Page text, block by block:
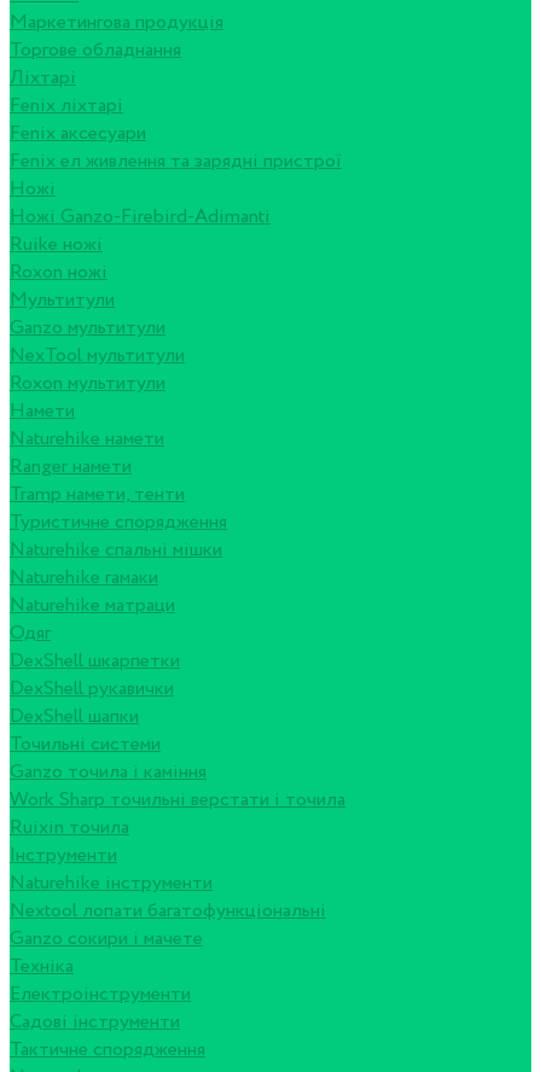
Маркетингова продукція
Торгове обладнання
Ліхтарі
Fenix ліхтарі
Fenix аксесуари
Fenix ел живлення та зарядні пристрої
Ножі
Ножі Ganzo-Firebird-Adimanti
Ruike ножі
Roxon ножi
Мультитули
Ganzo мультитули
NexTool мультитули
Roxon мультитули
Намети
Naturehike намети
Ranger намети
Tramp намети, тенти
Туристичне спорядження
Naturehike спальні мішки
Naturehike гамаки
Naturehike матраци
Одяг
DexShell шкарпетки
DexShell рукавички
DexShell шапки
Точильні системи
Ganzo точила і каміння
Work Sharp точильні верстати і точила
Ruixin точила
Інструменти
Naturehike інструменти
Nextool лопати багатофункціональні
Ganzo сокири і мачете
Техніка
Електроінструменти
Садові інструменти
Тактичне спорядження